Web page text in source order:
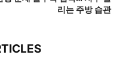
리는 주방 습관